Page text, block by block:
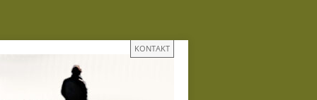
KONTAKT